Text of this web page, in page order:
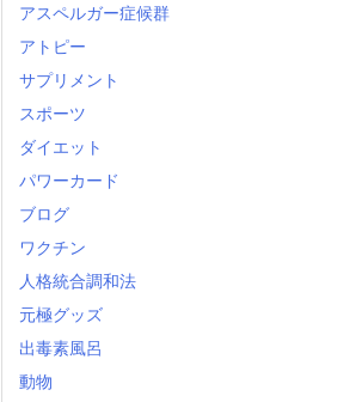
アスペルガー症候群
アトピー
サプリメント
スポーツ
ダイエット
パワーカード
ブログ
ワクチン
人格統合調和法
元極グッズ
出毒素風呂
動物